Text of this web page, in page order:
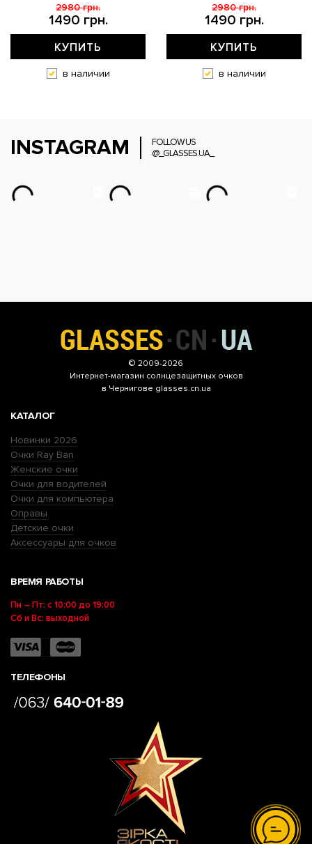
1490 грн.
2980 грн.
КУПИТЬ
в наличии
1490 грн.
2980 грн.
КУПИТЬ
в наличии
INSTAGRAM
FOLLOW US
@_GLASSES.UA_
© 2009-2026
Интернет-магазин солнцезащитных очков
в Чернигове glasses.cn.ua
КАТАЛОГ
Новинки 2026
Очки Ray Ban
Женские очки
Очки для водителей
Очки для компьютера
Оправы
Детские очки
Аксессуары для очков
ВРЕМЯ РАБОТЫ
Пн – Пт: с 10:00 до 19:00
Сб и Вс: выходной
ТЕЛЕФОНЫ